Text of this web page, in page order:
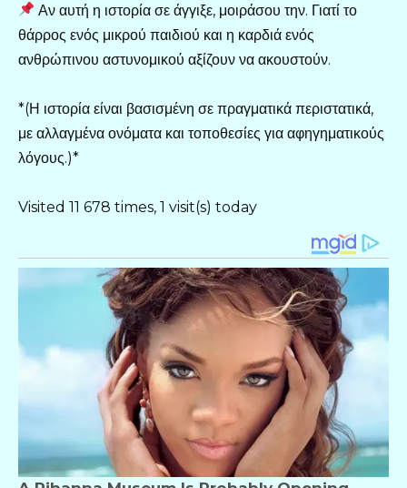
Αν αυτή η ιστορία σε άγγιξε, μοιράσου την. Γιατί το
θάρρος ενός μικρού παιδιού και η καρδιά ενός
ανθρώπινου αστυνομικού αξίζουν να ακουστούν.
*(Η ιστορία είναι βασισμένη σε πραγματικά περιστατικά,
με αλλαγμένα ονόματα και τοποθεσίες για αφηγηματικούς
λόγους.)*
Visited 11 678 times, 1 visit(s) today